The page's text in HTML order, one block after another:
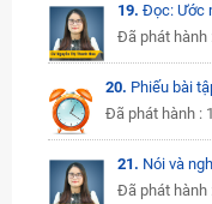
19. Đọc: Ước
Đã phát hành
20. Phiếu bài
Đã phát hành :
21. Nói và
Đã phát hành